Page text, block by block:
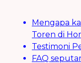
Mengapa
Toren di
Testimoni
FAQ